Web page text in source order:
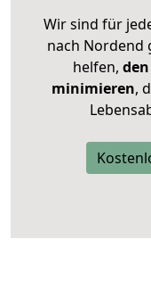
Wir sind für
nach Nordend
helfen,
minimieren,